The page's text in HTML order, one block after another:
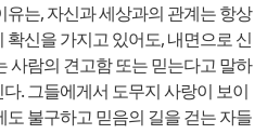
는, 자신과 세상과의 관계는 항상
신을 가지고 있어도, 내면으로 신
사람의 견고함 또는 믿는다고 말하
. 그들에게서 도무지 사랑이 보이
불구하고 믿음의 길을 걷는 자들